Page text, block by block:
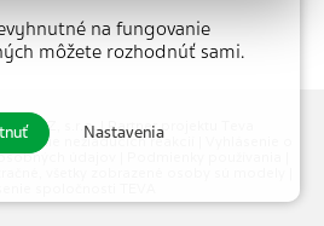
CZ, s.r.o. |Partner projektu Teva
Hlásenie nežiaducich reakcií
údajov
na fungovanie
môžete rozhodnúť sami.
Nastavenia